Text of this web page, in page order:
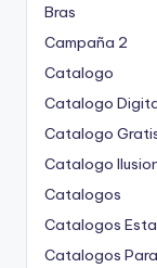
Bras
Campaña 2
Catalogo
Catalogo
Catalogo
Catalogo
Catalogos
Catalogos
Catalogos